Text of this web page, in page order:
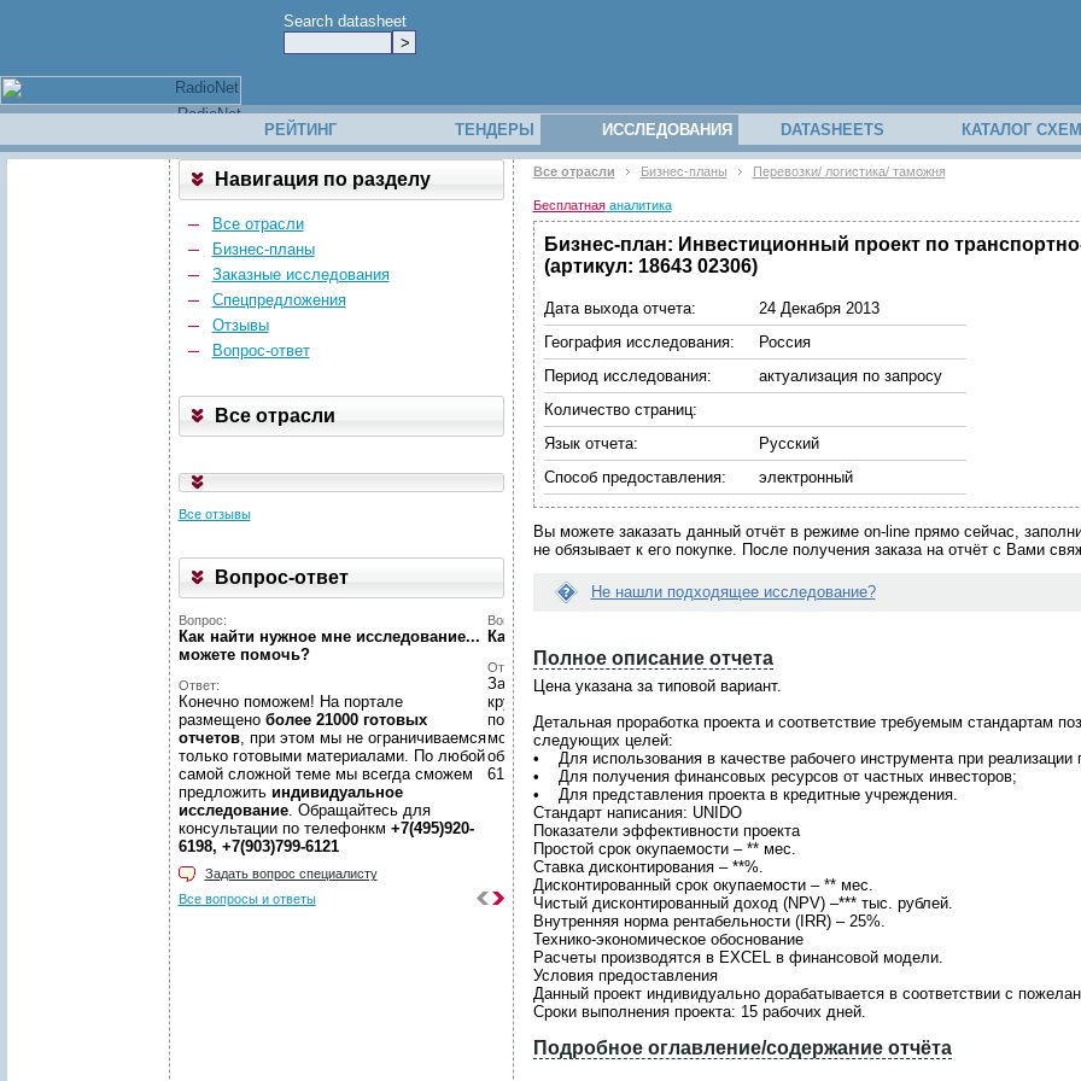
Search datasheet
РЕЙТИНГ ТЕНДЕРЫ ИССЛЕДОВАНИЯ DATASHEETS КАТАЛОГ СХЕМ
Навигация по разделу
Все отрасли
Бизнес-планы
Заказные исследования
Спецпредложения
Отзывы
Вопрос-ответ
Все отрасли
Все отзывы
Вопрос-ответ
Вопрос:
Как найти нужное мне исследование...
можете помочь?
Ответ:
Конечно поможем! На портале
размещено более 21000 готовых
отчетов, при этом мы не ограничиваемся
только готовыми материалами. По любой
самой сложной теме мы всегда сможем
предложить индивидуальное
исследование. Обращайтесь для
консультации по телефонкм +7(495)920-
6198, +7(903)799-6121
Вопрос:
Какой у вас график работы?
Ответ:
Заявки с сайта принимаются
круглосуточно. Менеджер связывается
по заявкам в рабочее время с 9 до 18 по
московскому времени. Ждем Ваших
обращений по телефонам +7(495)920-
6198, +7(903)799-6121
После получения Вашего запроса, мы
Консультация бесплатно.
по телефонам +7(495)920-6198,
+7(903)799-6121
Задать вопрос специалисту
Все вопросы и ответы
Все отрасли Бизнес-планы Перевозки/ логистика/ таможня
Бесплатнаяаналитика
Бизнес-план: Инвестиционный проект по
(артикул: 18643 02306)
Дата выхода отчета:
24 Декабря 2013
География исследования:
Россия
Период исследования:
актуализация по запросу
Количество страниц:
Язык отчета:
Русский
Способ предоставления:
электронный
Вы можете заказать данный отчёт в режиме on-line прямо сейчас,
не обязывает к его покупке. После получения заказа на отчёт с Вами
Не нашли подходящее исследование?
л
и
а
н
н
ы
й
о
т
ч
ё
т
В
а
м
н
е
п
о
х
о
Полное описание отчета
Цена указана за типовой вариант.
Детальная проработка проекта и соответствие требуемым стандартам
следующих целей:
• Для использования в качестве рабочего инструмента при реализации
• Для получения финансовых ресурсов от частных инвесторов;
• Для представления проекта в кредитные учреждения.
Стандарт написания: UNIDO
Показатели эффективности проекта
Простой срок окупаемости – ** мес.
Ставка дисконтирования – **%.
Дисконтированный срок окупаемости – ** мес.
Чистый дисконтированный доход (NPV) –*** тыс. рублей.
Внутренняя норма рентабельности (IRR) – 25%.
Технико-экономическое обоснование
Расчеты производятся в EXCEL в финансовой модели.
Условия предоставления
Данный проект индивидуально дорабатывается в соответствии с
Сроки выполнения проекта: 15 рабочих дней.
Подробное оглавление/содержание отчёта